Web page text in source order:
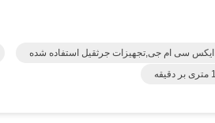
سی ام جی,تجهیزات جرثقیل استفاده شده